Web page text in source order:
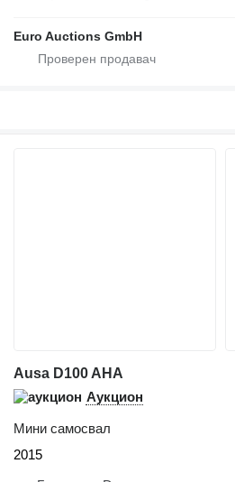
Euro Auctions GmbH
Ausa D100 AHA
Аукцион
Мини самосвал
2015